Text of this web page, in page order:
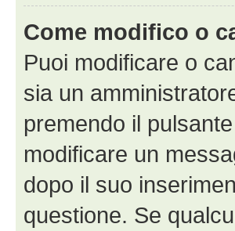
Come modifico o
Puoi modificare o
sia un
premendo il
modificare un
dopo il suo
questione. Se